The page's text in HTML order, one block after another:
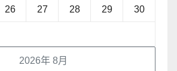
2026年 8月
26 27 28 29 30